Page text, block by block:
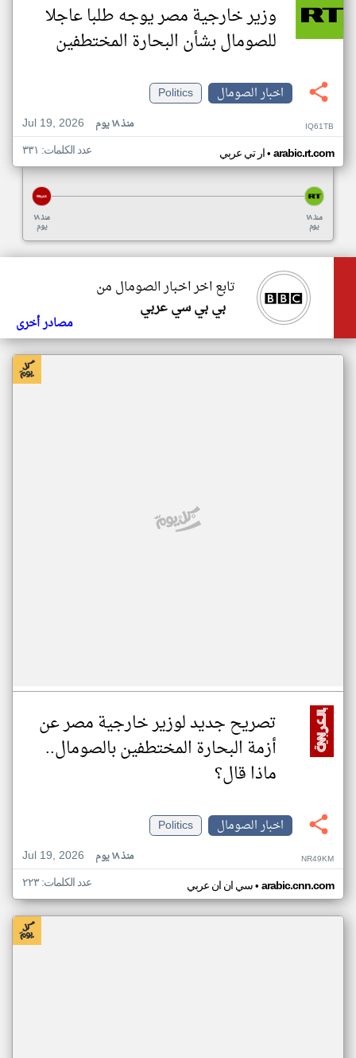
وزير خارجية مصر يوجه طلبا عاجلا
للصومال بشأن البحارة المختطفين
اخبار الصومال
Politics
Jul 19, 2026
منذ ١٨ يوم IQ61TB
ار تي عربي• arabic.rt.com عدد الكلمات: ٣٣١
منذ ١٨
يوم
منذ ١٨
يوم
تابع اخر اخبار الصومال من
بي بي سي عربي
مصادر أخرى
تصريح جديد لوزير خارجية مصر عن
أزمة البحارة المختطفين بالصومال..
ماذا قال؟
اخبار الصومال
Politics
Jul 19, 2026
منذ ١٨ يوم NR49KM
سي ان ان عربي• arabic.cnn.com عدد الكلمات: ٢٢٣